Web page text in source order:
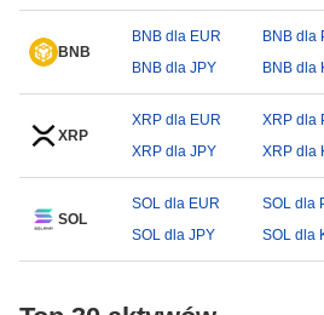
BNB
BNB dla EUR BNB dla
BNB dla JPY
BNB dla
XRP
XRP dla EUR XRP dla
XRP dla JPY
XRP dla
SOL
SOL dla EUR SOL dla
SOL dla JPY
SOL dla